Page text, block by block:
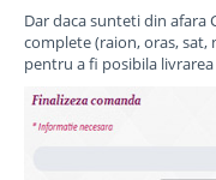
Dar daca sunteti din afara
complete (raion, oras, sat,
pentru a fi posibila